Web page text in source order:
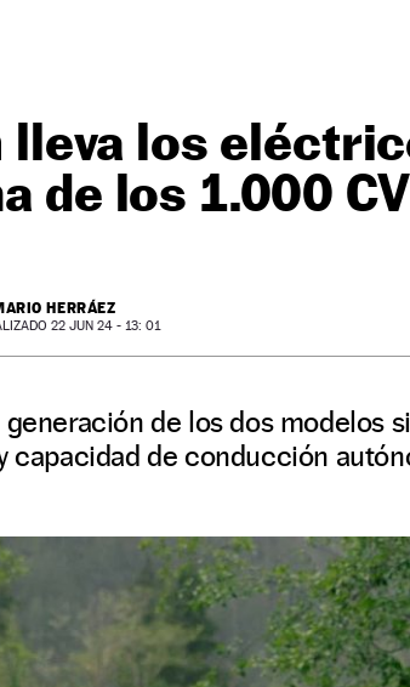
lleva los
de los 1.000 CV
HERRÁEZ
22 JUN 24 - 13: 01
generación de los dos modelos
capacidad de conducción